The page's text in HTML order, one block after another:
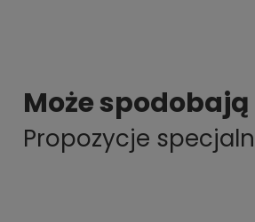
Może spodobają
Propozycje